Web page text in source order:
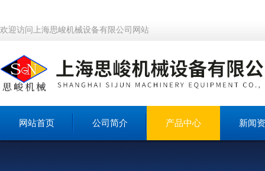
欢迎访问上海思峻机械设备有限公司网站
网站首页 公司简介 产品中心 新闻